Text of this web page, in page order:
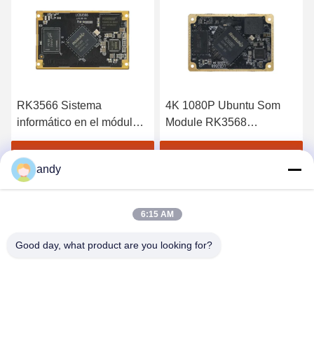
RK3566 Sistema
informático en el módulo
SoM LCB3566 Brazo
ODM
Obtenga el mejor precio
4K 1080P Ubuntu Som
Module RK3568
Computadora en módulos
andy
6:15 AM
Good day, what product are you looking for?